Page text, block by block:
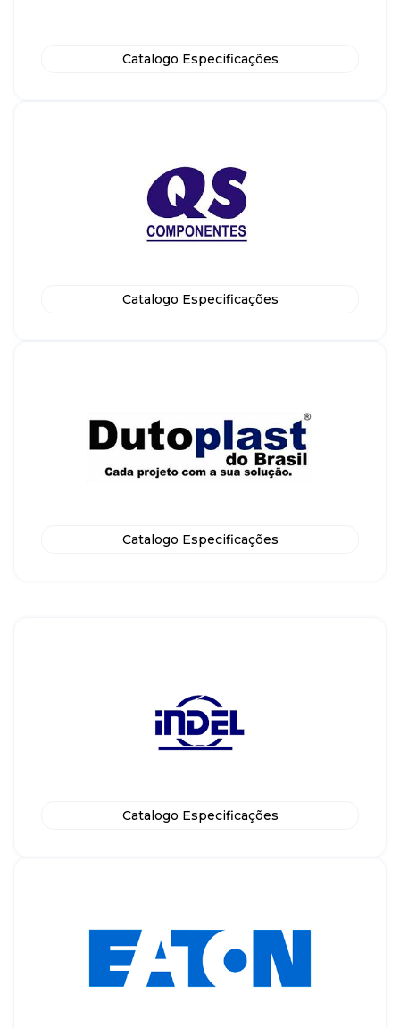
Catalogo Especificações
Catalogo Especificações
Catalogo Especificações
Catalogo Especificações